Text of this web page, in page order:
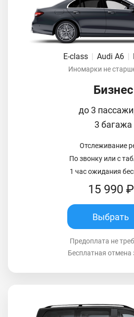
E-class | Audi A6 |
Иномарки не
Бизнес
до 3
3 багажа
Отслеживание
По звонку или с
1 час ожидания
15 990 ₽
Выбрать
Предоплата не
Бесплатная отмена